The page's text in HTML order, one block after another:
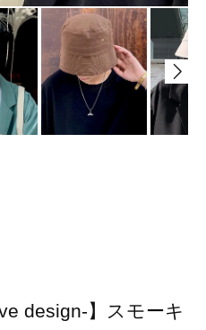
design-】スモーキ